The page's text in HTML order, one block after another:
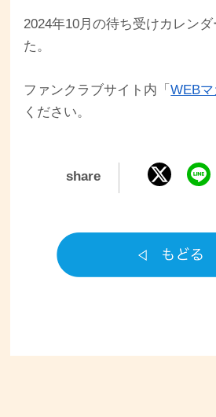
2024年10月の待ち受けカレン
た。
ファンクラブサイト内「WEB
ください。
share